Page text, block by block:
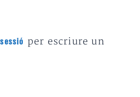
per escriure un